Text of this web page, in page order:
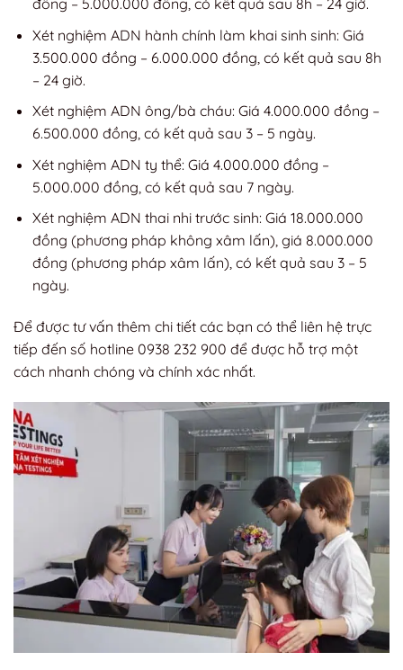
Xét nghiệm ADN hành chính làm khai sinh sinh: Giá
3.500.000 đồng – 6.000.000 đồng, có kết quả sau 8h
– 24 giờ.
Xét nghiệm ADN ông/bà cháu: Giá 4.000.000 đồng –
6.500.000 đồng, có kết quả sau 3 – 5 ngày.
Xét nghiệm ADN ty thể: Giá 4.000.000 đồng –
5.000.000 đồng, có kết quả sau 7 ngày.
Xét nghiệm ADN thai nhi trước sinh: Giá 18.000.000
đồng (phương pháp không xâm lấn), giá 8.000.000
đồng (phương pháp xâm lấn), có kết quả sau 3 – 5
ngày.
Để được tư vấn thêm chi tiết các bạn có thể liên hệ trực
tiếp đến số hotline 0938 232 900 để được hỗ trợ một
cách nhanh chóng và chính xác nhất.